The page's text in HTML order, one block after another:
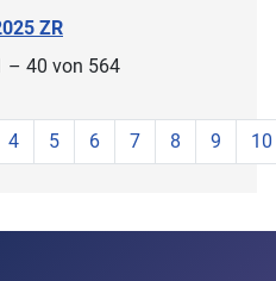
ZR
– 40 von 564
4 5 6 7 8 9 10